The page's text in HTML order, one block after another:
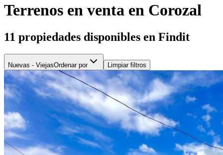
Terrenos en venta en Corozal
11 propiedades disponibles en Findit
Nuevas - ViejasOrdenar por Limpiar filtros